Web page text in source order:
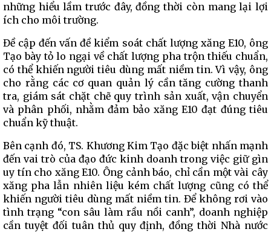
những hiểu lầm trước đây, đồng thời còn mang lại lợi
ích cho môi trường.
Đề cập đến vấn đề kiểm soát chất lượng xăng E10, ông
Tạo bày tỏ lo ngại về chất lượng pha trộn thiếu chuẩn,
có thể khiến người tiêu dùng mất niềm tin. Vì vậy, ông
cho rằng các cơ quan quản lý cần tăng cường thanh
tra, giám sát chặt chẽ quy trình sản xuất, vận chuyển
và phân phối, nhằm đảm bảo xăng E10 đạt đúng tiêu
chuẩn kỹ thuật.
Bên cạnh đó, TS. Khương Kim Tạo đặc biệt nhấn mạnh
đến vai trò của đạo đức kinh doanh trong việc giữ gìn
uy tín cho xăng E10. Ông cảnh báo, chỉ cần một vài cây
xăng pha lẫn nhiên liệu kém chất lượng cũng có thể
khiến người tiêu dùng mất niềm tin. Để không rơi vào
tình trạng “con sâu làm rầu nồi canh”, doanh nghiệp
cần tuyệt đối tuân thủ quy định, đồng thời Nhà nước